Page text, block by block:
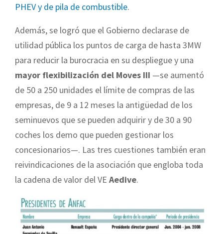
PHEV y de pila de combustible.
Además, se logró que el Gobierno declarase de
utilidad pública los puntos de carga de hasta 3MW
para reducir la burocracia en su despliegue y una
mayor flexibilización del Moves III —se aumentó
de 50 a 250 unidades el límite de compras de las
empresas, de 9 a 12 meses la antigüedad de los
seminuevos que se pueden adquirir y de 30 a 90
coches los demo que pueden gestionar los
concesionarios—. Las tres cuestiones también eran
reivindicaciones de la asociación que engloba toda
la cadena de valor del VE Aedive.